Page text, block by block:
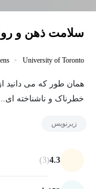
سلامت ذهن و
University of Toronto
همان طور که می دانید
خطرناک و ناشناخته ای...
زیرنویس
4.3
(3)